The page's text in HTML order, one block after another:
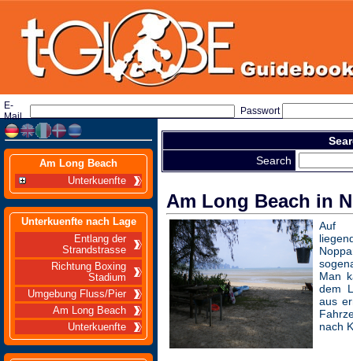
E-
Mail
Passwort
Am Long Beach
Unterkuenfte
Unterkuenfte nach Lage
Entlang der
Strandstrasse
Richtung Boxing
Stadium
Umgebung Fluss/Pier
Am Long Beach
Unterkuenfte
Search
Am Long Beach in
Auf
Man
dem
aus
nach